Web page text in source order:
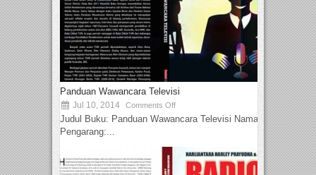
Panduan Wawancara Televisi
Jul 10, 2014 Comments Off
Judul Buku: Panduan Wawancara Televisi Nama
Pengarang:...